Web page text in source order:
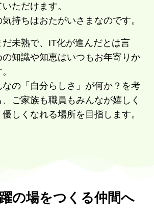
ただけます。
持ちはおたがいさまなのです。
未熟で、IT化が進んだとは言
の知識や知恵はいつもお年寄りか
の「自分らしさ」が何か？を考
ご家族も職員もみんなが嬉しく
しくなれる場所を目指します。
の場をつくる仲間へ